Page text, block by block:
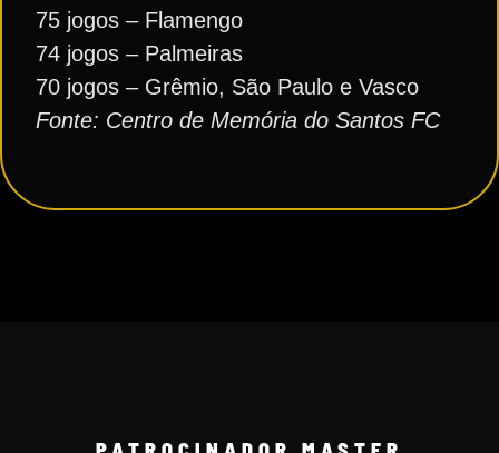
75 jogos – Flamengo
74 jogos – Palmeiras
70 jogos – Grêmio, São Paulo e Vasco
Fonte: Centro de Memória do Santos FC